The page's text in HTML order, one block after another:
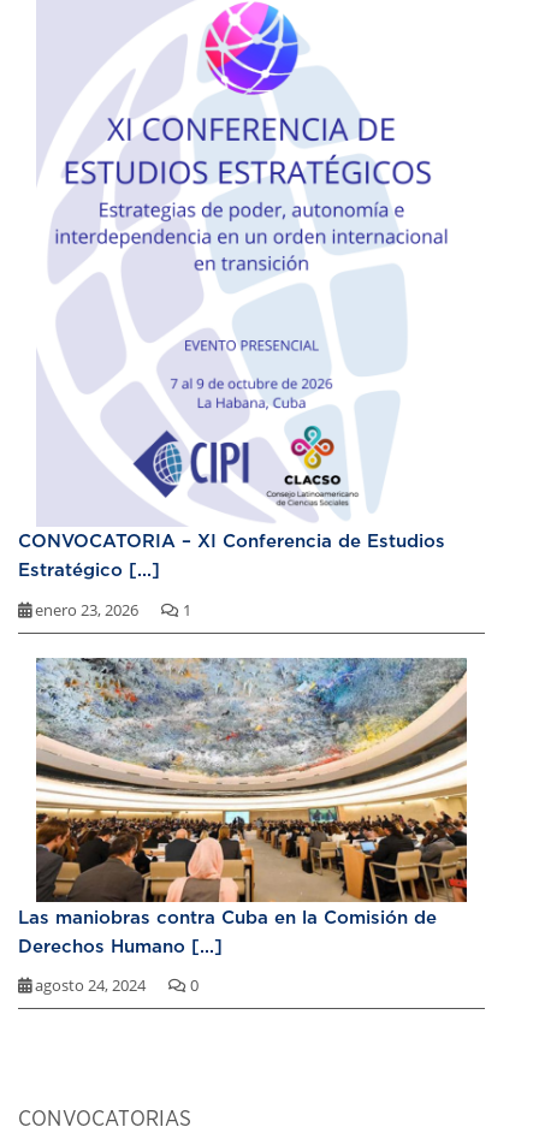
CONVOCATORIA – XI Conferencia de Estudios
Estratégico [...]
enero 23, 2026 1
Las maniobras contra Cuba en la Comisión de
Derechos Humano [...]
agosto 24, 2024 0
CONVOCATORIAS